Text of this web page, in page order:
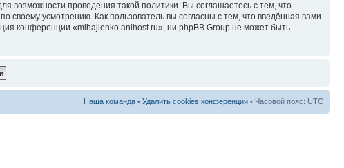
возможности проведения такой политики. Вы соглашаетесь с тем, что
усмотрению. Как пользователь вы согласны с тем, что введённая вами
конференции «mihajlenko.anihost.ru», ни phpBB Group не может быть
Наша команда • Удалить cookies конференции • Часовой пояс: UTC